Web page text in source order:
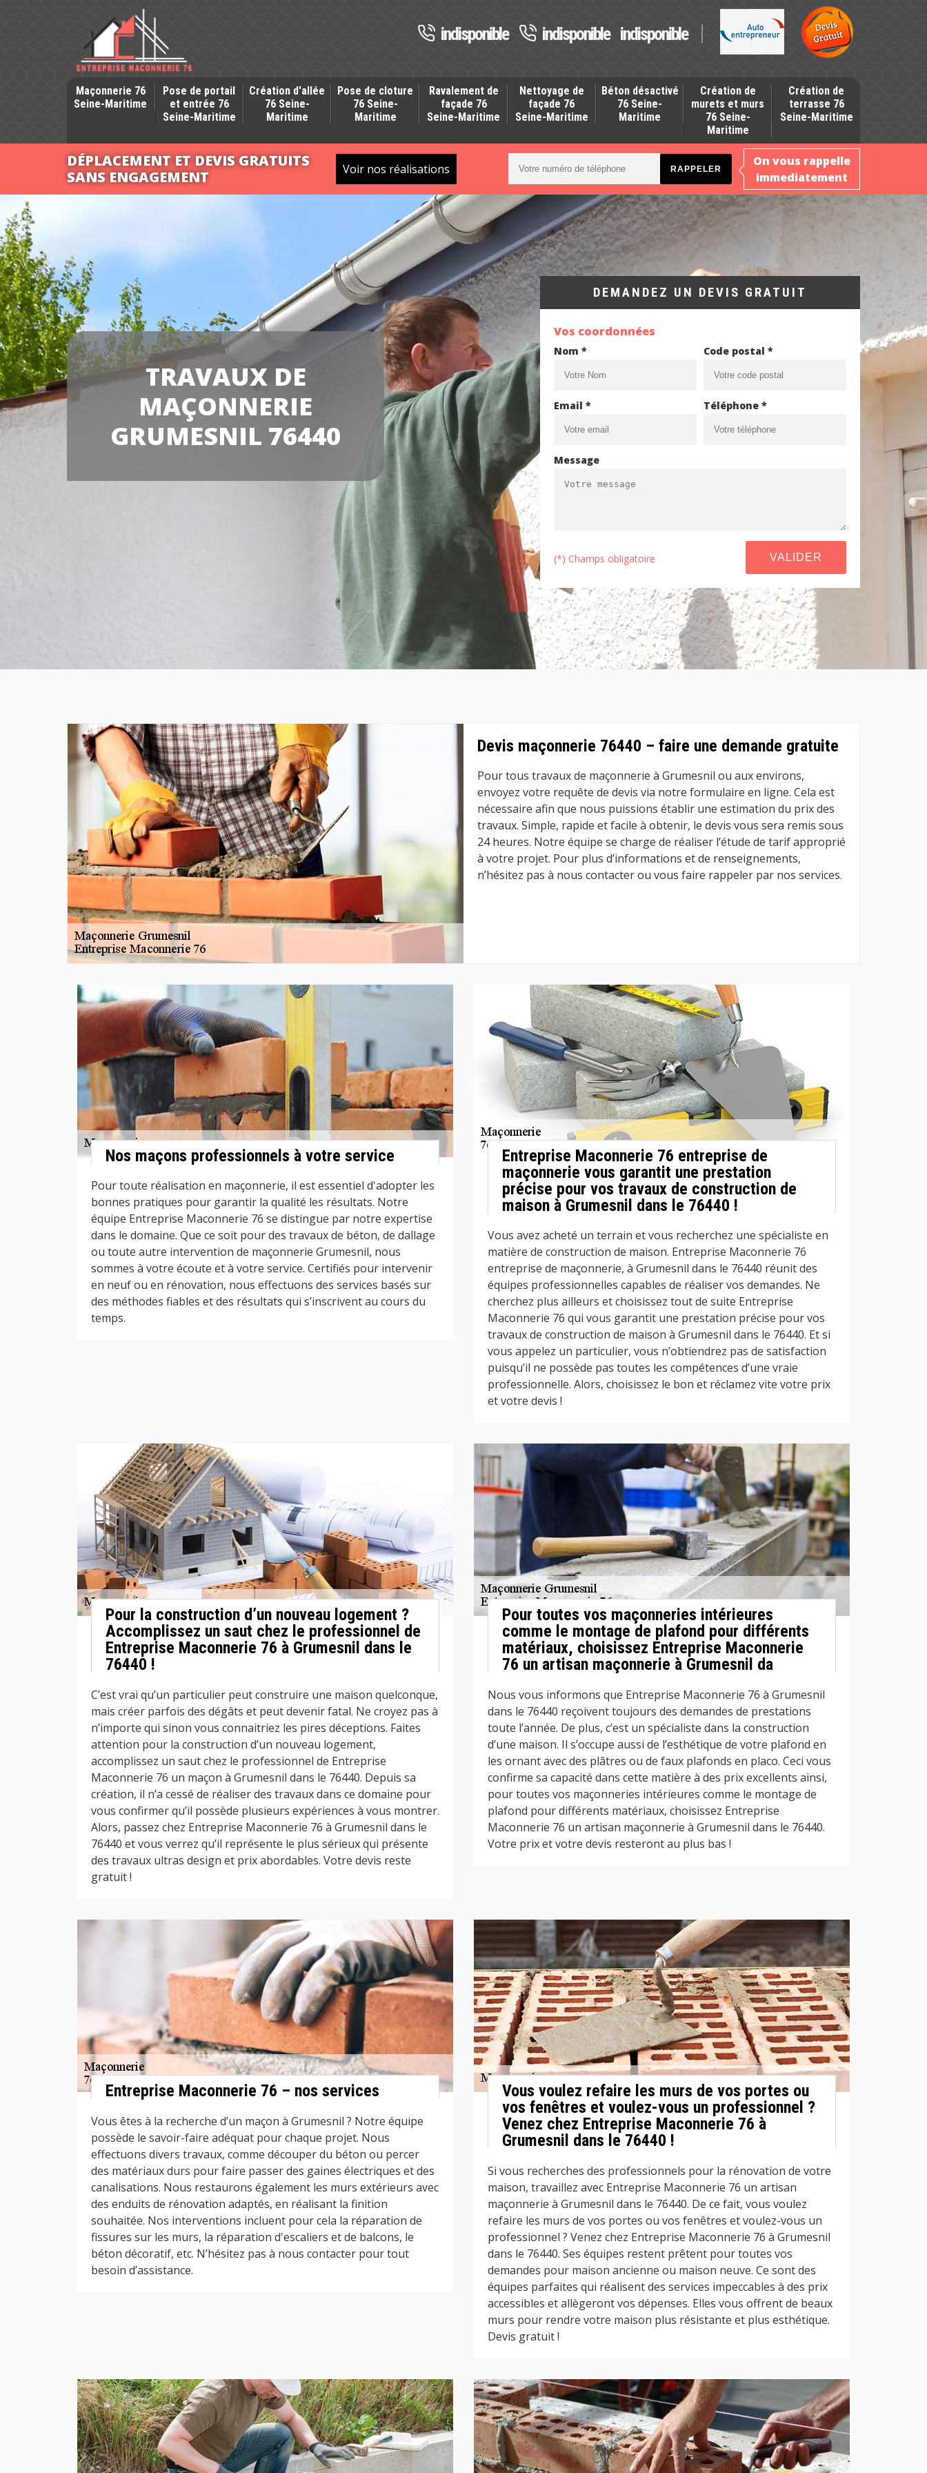
indisponible indisponible indisponible
Maçonnerie 76
Seine-Maritime
Pose de portail
et entrée 76
Seine-Maritime
Création d'allée
76 Seine-
Maritime
Pose de cloture
76 Seine-
Maritime
Ravalement de
façade 76
Seine-Maritime
Nettoyage de
façade 76
Seine-Maritime
Béton désactivé
76 Seine-
Maritime
Création de
murets et murs
76 Seine-
Maritime
Création de
terrasse 76
Seine-Maritime
DÉPLACEMENT ET DEVIS GRATUITS
SANS ENGAGEMENT
Voir nos réalisations
On vous rappelle
immediatement
TRAVAUX DE
MAÇONNERIE
GRUMESNIL 76440
DEMANDEZ UN DEVIS GRATUIT
Vos coordonnées
Nom * Code postal *
Email * Téléphone *
Message
(*) Champs obligatoire
Devis maçonnerie 76440 – faire une demande gratuite
Pour tous travaux de maçonnerie à Grumesnil ou aux environs,
envoyez votre requête de devis via notre formulaire en ligne. Cela est
nécessaire afin que nous puissions établir une estimation du prix des
travaux. Simple, rapide et facile à obtenir, le devis vous sera remis sous
24 heures. Notre équipe se charge de réaliser l’étude de tarif approprié
à votre projet. Pour plus d’informations et de renseignements,
n’hésitez pas à nous contacter ou vous faire rappeler par nos services.
Nos maçons professionnels à votre service
Pour toute réalisation en maçonnerie, il est essentiel d'adopter les
bonnes pratiques pour garantir la qualité les résultats. Notre
équipe Entreprise Maconnerie 76 se distingue par notre expertise
dans le domaine. Que ce soit pour des travaux de béton, de dallage
ou toute autre intervention de maçonnerie Grumesnil, nous
sommes à votre écoute et à votre service. Certifiés pour intervenir
en neuf ou en rénovation, nous effectuons des services basés sur
des méthodes fiables et des résultats qui s’inscrivent au cours du
temps.
Entreprise Maconnerie 76 entreprise de
maçonnerie vous garantit une prestation
précise pour vos travaux de construction de
maison à Grumesnil dans le 76440 !
Vous avez acheté un terrain et vous recherchez une spécialiste en
matière de construction de maison. Entreprise Maconnerie 76
entreprise de maçonnerie, à Grumesnil dans le 76440 réunit des
équipes professionnelles capables de réaliser vos demandes. Ne
cherchez plus ailleurs et choisissez tout de suite Entreprise
Maconnerie 76 qui vous garantit une prestation précise pour vos
travaux de construction de maison à Grumesnil dans le 76440. Et si
vous appelez un particulier, vous n’obtiendrez pas de satisfaction
puisqu’il ne possède pas toutes les compétences d’une vraie
professionnelle. Alors, choisissez le bon et réclamez vite votre prix
et votre devis !
Pour la construction d’un nouveau logement ?
Accomplissez un saut chez le professionnel de
Entreprise Maconnerie 76 à Grumesnil dans le
76440 !
C’est vrai qu’un particulier peut construire une maison quelconque,
mais créer parfois des dégâts et peut devenir fatal. Ne croyez pas à
n’importe qui sinon vous connaitriez les pires déceptions. Faites
attention pour la construction d’un nouveau logement,
accomplissez un saut chez le professionnel de Entreprise
Maconnerie 76 un maçon à Grumesnil dans le 76440. Depuis sa
création, il n’a cessé de réaliser des travaux dans ce domaine pour
vous confirmer qu’il possède plusieurs expériences à vous montrer.
Alors, passez chez Entreprise Maconnerie 76 à Grumesnil dans le
76440 et vous verrez qu’il représente le plus sérieux qui présente
des travaux ultras design et prix abordables. Votre devis reste
gratuit !
Pour toutes vos maçonneries intérieures
comme le montage de plafond pour différents
matériaux, choisissez Entreprise Maconnerie
76 un artisan maçonnerie à Grumesnil da
Nous vous informons que Entreprise Maconnerie 76 à Grumesnil
dans le 76440 reçoivent toujours des demandes de prestations
toute l’année. De plus, c’est un spécialiste dans la construction
d’une maison. Il s’occupe aussi de l’esthétique de votre plafond en
les ornant avec des plâtres ou de faux plafonds en placo. Ceci vous
confirme sa capacité dans cette matière à des prix excellents ainsi,
pour toutes vos maçonneries intérieures comme le montage de
plafond pour différents matériaux, choisissez Entreprise
Maconnerie 76 un artisan maçonnerie à Grumesnil dans le 76440.
Votre prix et votre devis resteront au plus bas !
Entreprise Maconnerie 76 – nos services
Vous êtes à la recherche d’un maçon à Grumesnil ? Notre équipe
possède le savoir-faire adéquat pour chaque projet. Nous
effectuons divers travaux, comme découper du béton ou percer
des matériaux durs pour faire passer des gaines électriques et des
canalisations. Nous restaurons également les murs extérieurs avec
des enduits de rénovation adaptés, en réalisant la finition
souhaitée. Nos interventions incluent pour cela la réparation de
fissures sur les murs, la réparation d'escaliers et de balcons, le
béton décoratif, etc. N’hésitez pas à nous contacter pour tout
besoin d’assistance.
Vous voulez refaire les murs de vos portes ou
vos fenêtres et voulez-vous un professionnel ?
Venez chez Entreprise Maconnerie 76 à
Grumesnil dans le 76440 !
Si vous recherches des professionnels pour la rénovation de votre
maison, travaillez avec Entreprise Maconnerie 76 un artisan
maçonnerie à Grumesnil dans le 76440. De ce fait, vous voulez
refaire les murs de vos portes ou vos fenêtres et voulez-vous un
professionnel ? Venez chez Entreprise Maconnerie 76 à Grumesnil
dans le 76440. Ses équipes restent prêtent pour toutes vos
demandes pour maison ancienne ou maison neuve. Ce sont des
équipes parfaites qui réalisent des services impeccables à des prix
accessibles et allègeront vos dépenses. Elles vous offrent de beaux
murs pour rendre votre maison plus résistante et plus esthétique.
Devis gratuit !